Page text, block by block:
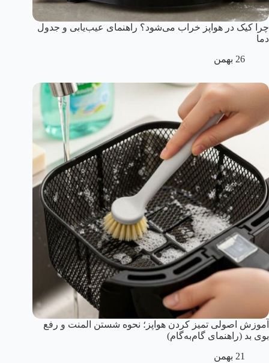
چرا کیک در هواپز خراب می‌شود؟ راهنمای عیب‌یابی و جدول
دما
26 بهمن
آموزش اصولی تمیز کردن هواپز؛ نحوه شستن المنت و رفع
بوی بد (راهنمای گام‌به‌گام)
21 بهمن